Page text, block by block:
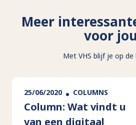
Meer
voor
Met VHS blijf je op
25/06/2020 COLUMNS
Column: Wat vindt u
van een digitaal